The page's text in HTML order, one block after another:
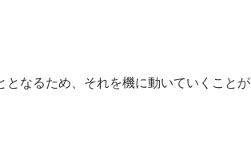
なるため、それを機に動いていくことが